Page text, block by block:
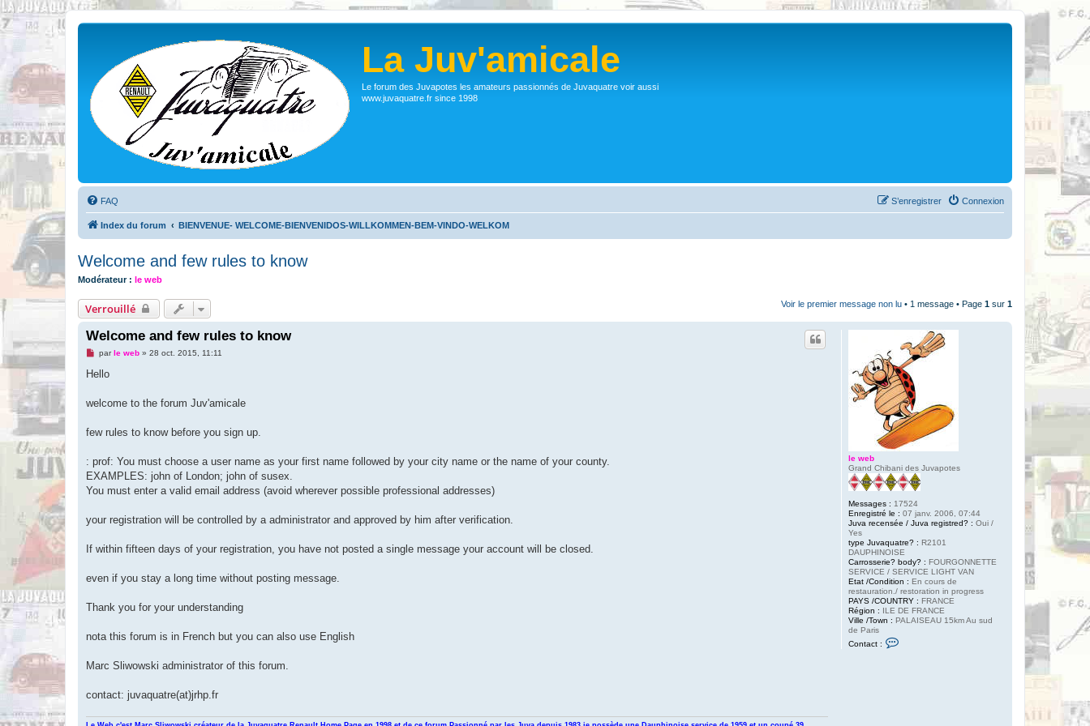
La Juv'amicale
Le forum des Juvapotes les amateurs passionnés de Juvaquatre voir aussi
www.juvaquatre.fr since 1998
FAQ Connexion
S’enregistrer
Index du forum BIENVENUE- WELCOME-BIENVENIDOS-WILLKOMMEN-BEM-VINDO-WELKOM
Welcome and few rules to know
Modérateur : le web
Verrouillé Voir le premier message non lu • 1 message • Page 1 sur 1
le web
Grand Chibani des Juvapotes
Messages : 17524
Enregistré le : 07 janv. 2006, 07:44
Juva recensée / Juva registred? : Oui /
Yes
type Juvaquatre? : R2101
DAUPHINOISE
Carrosserie? body? : FOURGONNETTE
SERVICE / SERVICE LIGHT VAN
Etat /Condition : En cours de
restauration./ restoration in progress
PAYS /COUNTRY : FRANCE
Région : ILE DE FRANCE
Ville /Town : PALAISEAU 15km Au sud
de Paris
Contact :
Welcome and few rules to know
M
s
g
o
u
parle web» 28 oct. 2015, 11:11
Hello
welcome to the forum Juv'amicale
few rules to know before you sign up.
: prof: You must choose a user name as your first name followed by your city name or the name of your county.
EXAMPLES: john of London; john of susex.
You must enter a valid email address (avoid wherever possible professional addresses)
your registration will be controlled by a administrator and approved by him after verification.
If within fifteen days of your registration, you have not posted a single message your account will be closed.
even if you stay a long time without posting message.
Thank you for your understanding
nota this forum is in French but you can also use English
Marc Sliwowski administrator of this forum.
contact: juvaquatre(at)jrhp.fr